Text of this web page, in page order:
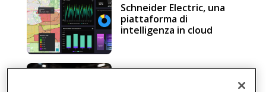
Schneider Electric, una
piattaforma di
intelligenza in cloud